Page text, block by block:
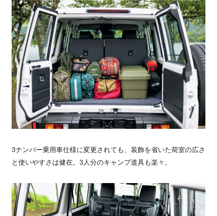
3ナンバー乗用車仕様に変更されても、装飾を省いた荷室の広さ
と使いやすさは健在。3人分のキャンプ道具も楽々。